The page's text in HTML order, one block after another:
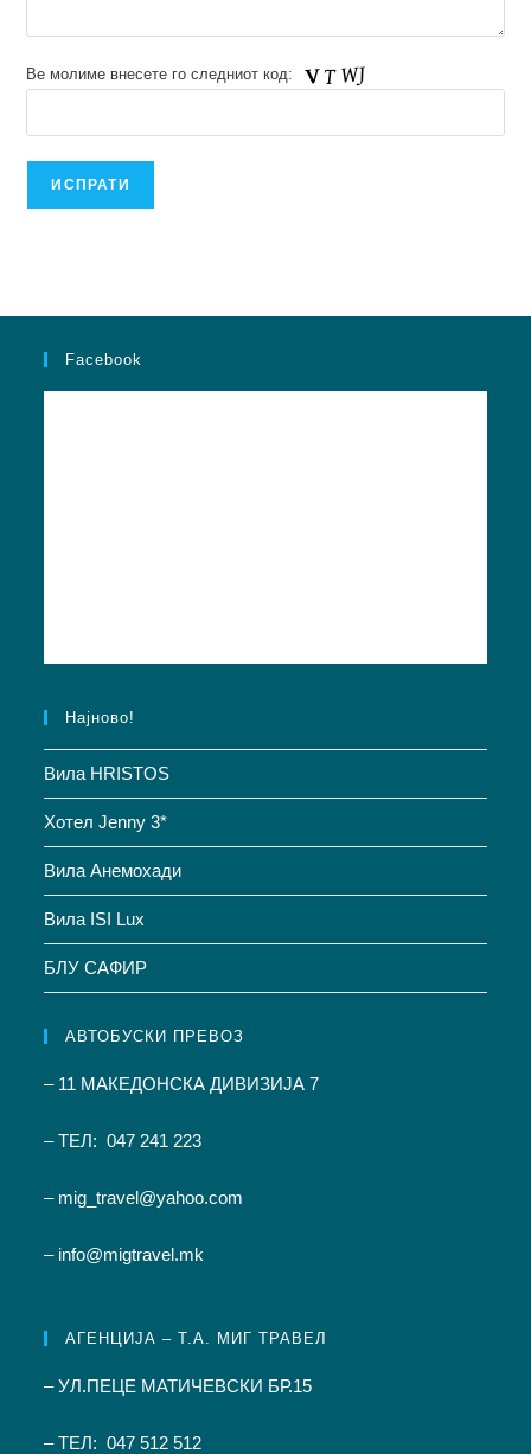
Ве молиме внесете го следниот код:
Facebook
Најново!
Вила HRISTOS
Хотел Jenny 3*
Вила Анемохади
Вила ISI Lux
БЛУ САФИР
АВТОБУСКИ ПРЕВОЗ
– 11 МАКЕДОНСКА ДИВИЗИЈА 7
– ТЕЛ: 047 241 223
– mig_travel@yahoo.com
– info@migtravel.mk
АГЕНЦИЈА – Т.А. МИГ ТРАВЕЛ
– УЛ.ПЕЦЕ МАТИЧЕВСКИ БР.15
– ТЕЛ: 047 512 512